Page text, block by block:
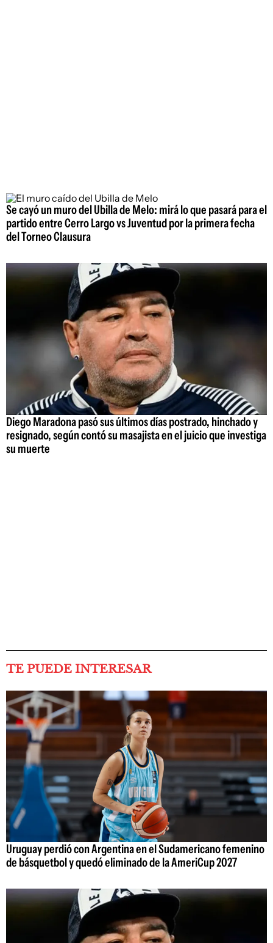
Se cayó un muro del Ubilla de Melo: mirá lo que pasará para el
partido entre Cerro Largo vs Juventud por la primera fecha
del Torneo Clausura
Diego Maradona pasó sus últimos días postrado, hinchado y
resignado, según contó su masajista en el juicio que investiga
su muerte
TE PUEDE INTERESAR
Uruguay perdió con Argentina en el Sudamericano femenino
de básquetbol y quedó eliminado de la AmeriCup 2027